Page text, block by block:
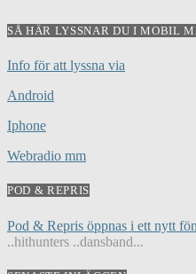
SÅ HÄR LYSSNAR DU I MOBIL
Info för att lyssna via
Android
Iphone
Webradio mm
POD & REPRIS
Pod & Repris öppnas i ett nytt
..hithunters ..dansband...